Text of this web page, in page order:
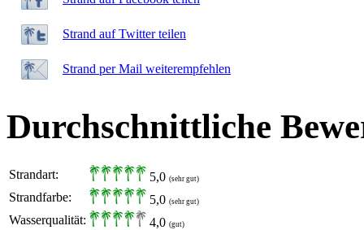
Strand auf Twitter teilen
Strand per Mail weiterempfehlen
Durchschnittliche
Strandart: 5,0 (sehr gut)
Strandfarbe: 5,0 (sehr gut)
Wasserqualität: 4,0 (gut)